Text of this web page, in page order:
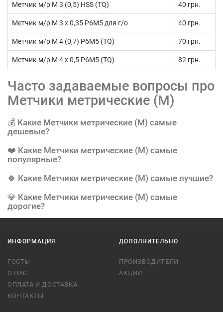
Метчик м/р М 3 (0,5) HSS (TQ) 40 грн.
Метчик м/р М 3 х 0,35 Р6М5 для г/о 40 грн.
Метчик м/р М 4 (0,7) Р6М5 (TQ) 70 грн.
Метчик м/р М 4 х 0,5 Р6М5 (TQ) 82 грн.
Часто задаваемые вопросы про
Метчики метрические (М)
💰 Какие Метчики метрические (М) самые
дешевые?
❤️ Какие Метчики метрические (М) самые
популярные?
🍀 Какие Метчики метрические (М) самые лучшие?
💎 Какие Метчики метрические (М) самые
дорогие?
ИНФОРМАЦИЯ
ГОСТЫ
О НАС
ОПЛАТА И ДОСТАВКА
КОНТАКТЫ
ДОПОЛНИТЕЛЬНО
ПРОИЗВОДИТЕЛИ
АКЦИИ